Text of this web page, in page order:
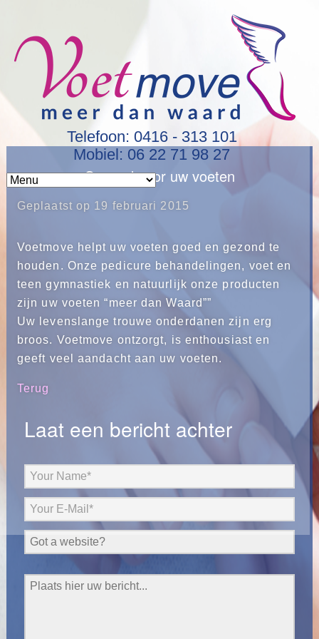
Telefoon: 0416 - 313 101
Mobiel: 06 22 71 98 27
Gezond voor uw voeten
Geplaatst op 19 februari 2015
Voetmove helpt uw voeten goed en gezond te
houden. Onze pedicure behandelingen, voet en
teen gymnastiek en natuurlijk onze producten
zijn uw voeten “meer dan Waard””
Uw levenslange trouwe onderdanen zijn erg
broos. Voetmove ontzorgt, is enthousiast en
geeft veel aandacht aan uw voeten.
Terug
Laat een bericht achter